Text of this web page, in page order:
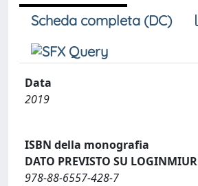
Scheda completa (DC)
Data
2019
ISBN della monografia
DATO PREVISTO SU LOGINMIUR
978-88-6557-428-7